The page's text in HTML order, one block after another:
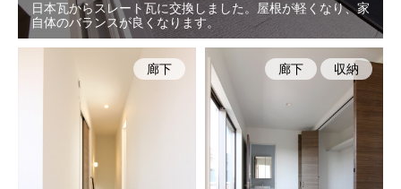
日本瓦からスレート瓦に交換しました。屋根が軽くなり、家
自体のバランスが良くなります。
廊下 廊下 収納